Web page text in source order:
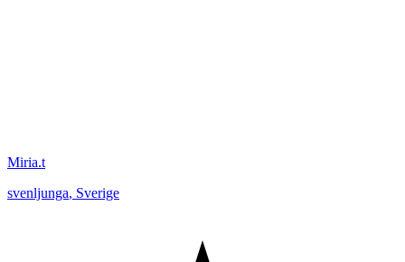
Miria.t
svenljunga, Sverige